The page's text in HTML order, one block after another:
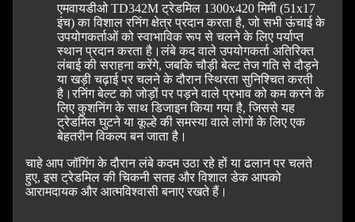
एमवायडीओ TD342M ट्रेडमिल 1300x420 मिमी (51x17
इंच) का विशाल रनिंग क्षेत्र प्रदान करता है, जो सभी ऊंचाई के
उपयोगकर्ताओं को स्वाभाविक रूप से चलने के लिए पर्याप्त
स्थान प्रदान करता है।लंबे कद वाले उपयोगकर्ता अतिरिक्त
लंबाई की सराहना करेंगे, जबकि चौड़ी बेल्ट तेज गति से दौड़ने
या खड़ी चढ़ाई पर चलने के दौरान स्थिरता सुनिश्चित करती
है।रनिंग बेल्ट को जोड़ों पर पड़ने वाले प्रभाव को कम करने के
लिए कुशनिंग के साथ डिजाइन किया गया है, जिससे यह
ट्रेडमिल घुटने या कूल्हे की समस्या वाले लोगों के लिए एक
बेहतरीन विकल्प बन जाता है।
चाहे आप जॉगिंग के दौरान लंबे कदम उठा रहे हों या ढलान पर चलते
हुए, इस ट्रेडमिल की चिकनी सतह और विशाल डेक आपको
आरामदायक और आत्मविश्वासी बनाए रखते हैं।